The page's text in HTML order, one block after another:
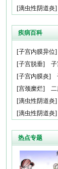
[滴虫性阴道炎]
疾病百科
[子宫内膜异位]
[子宫脱垂]
[子宫内膜炎]
[宫颈糜烂]
[滴虫性阴道炎]
[滴虫性阴道炎]
热点专题